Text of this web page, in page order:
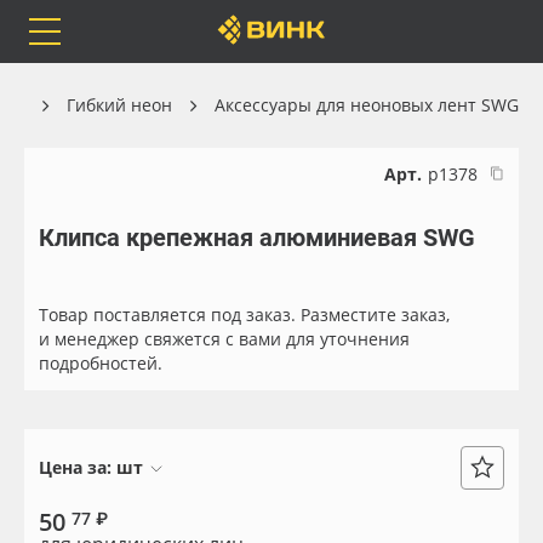
Каталог
Orafol
Бренды
Весь каталог
Рулонные материалы
Самоклеящиеся плёнки
Гибкий неон Аксессуары для неоновых лент SWG
Арт. р1378
Клипса крепежная алюминиевая SWG
Товар поставляется под заказ. Разместите заказ,
и менеджер свяжется с вами для уточнения
подробностей.
Цена за: шт
50 77 ₽